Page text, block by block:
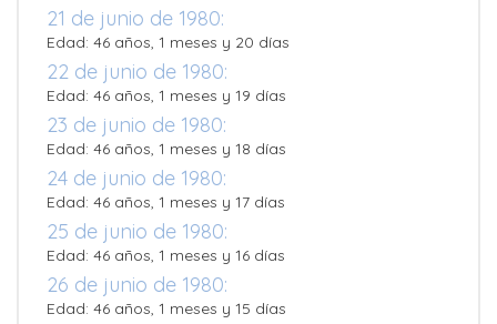
21 de junio de 1980:
Edad: 46 años, 1 meses y 20 días
22 de junio de 1980:
Edad: 46 años, 1 meses y 19 días
23 de junio de 1980:
Edad: 46 años, 1 meses y 18 días
24 de junio de 1980:
Edad: 46 años, 1 meses y 17 días
25 de junio de 1980:
Edad: 46 años, 1 meses y 16 días
26 de junio de 1980:
Edad: 46 años, 1 meses y 15 días